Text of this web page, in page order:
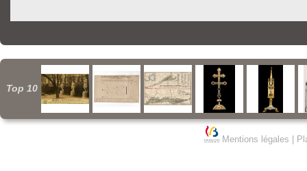
Top 10
Mentions légales